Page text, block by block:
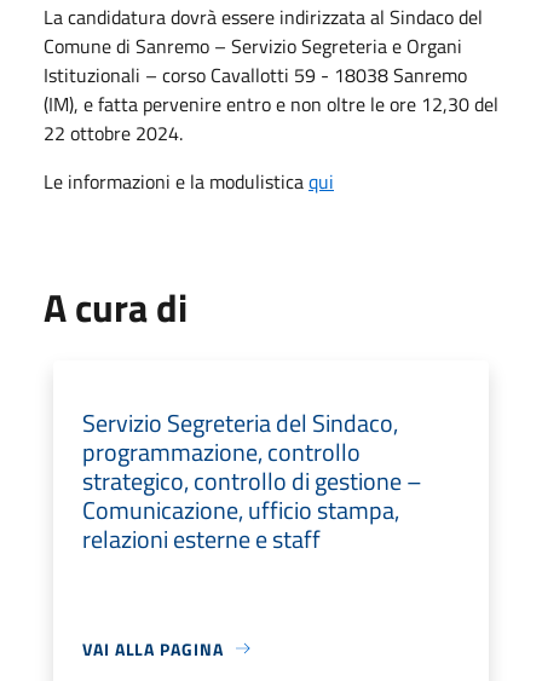
La candidatura dovrà essere indirizzata al Sindaco del
Comune di Sanremo – Servizio Segreteria e Organi
Istituzionali – corso Cavallotti 59 - 18038 Sanremo
(IM), e fatta pervenire entro e non oltre le ore 12,30 del
22 ottobre 2024.
Le informazioni e la modulisticaqui
A cura di
Servizio Segreteria del Sindaco,
programmazione, controllo
strategico, controllo di gestione –
Comunicazione, ufficio stampa,
relazioni esterne e staff
VAI ALLA PAGINA